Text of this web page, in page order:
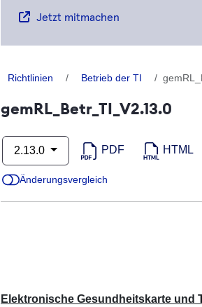
Jetzt mitmachen
Richtlinien Betrieb der TI
gemRL_Betr_TI_V2.13.0
2.13.0 PDF HTML
Änderungsvergleich
Elektronische Gesundheitskarte und